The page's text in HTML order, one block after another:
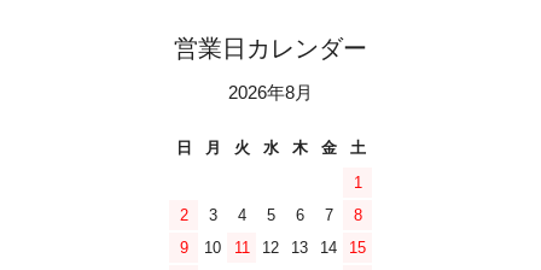
営業日カレンダー
2026年8月
日 月 火 水 木 金
土
1
2
3 4 5 6 7
8
9
10 11 12 13 14
15